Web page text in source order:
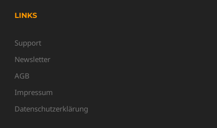
LINKS
Support
Newsletter
AGB
Impressum
Datenschutzerklärung